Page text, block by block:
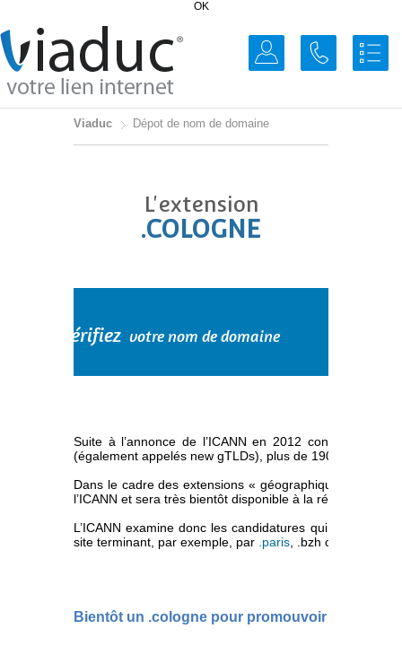
OK
Viaduc Dépot de nom de domaine
L'extension
.COLOGNE
Vérifiez votre nom de domaine
Suite à l’annonce de l’ICANN en 2012 concernant
(également appelés new gTLDs), plus de 1900 dossiers
Dans le cadre des extensions « géographiques », le
l’ICANN et sera très bientôt disponible à la réservation.
L’ICANN examine donc les candidatures qui auront la
site terminant, par exemple, par .paris , .bzh ou
Bientôt un .cologne pour promouvoir la ville